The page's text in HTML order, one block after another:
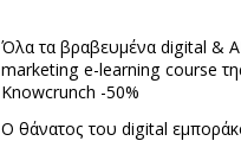
Όλα τα βραβευμένα digital &
marketing e-learning course
Knowcrunch -50%
Ο θάνατος του digital